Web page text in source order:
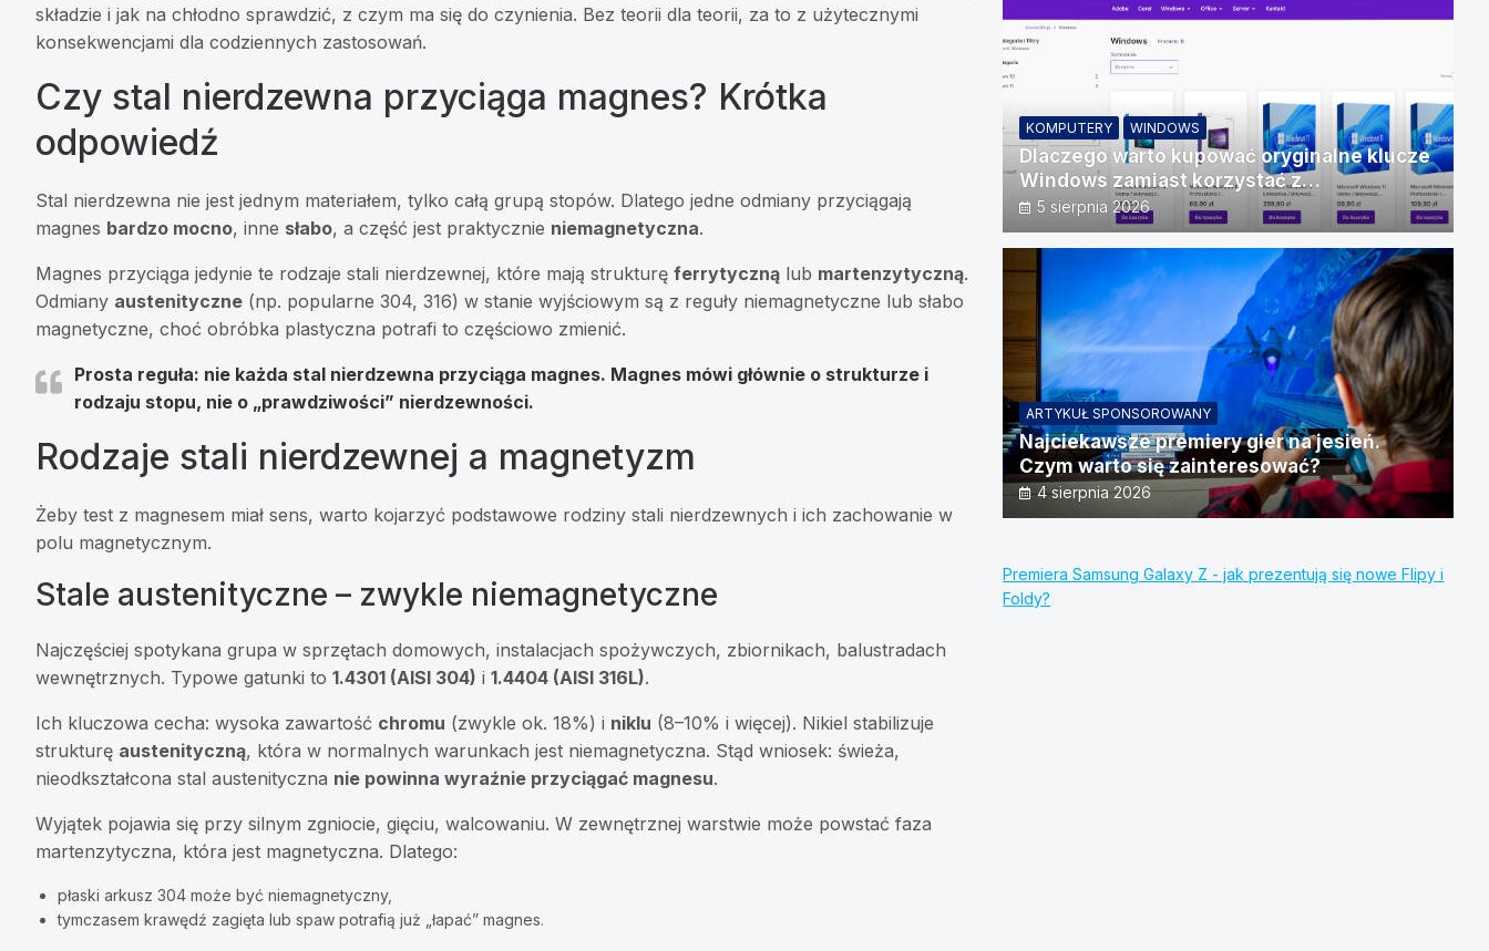
składzie i jak na chłodno sprawdzić, z czym ma się do czynienia. Bez teorii dla teorii, za to z użytecznymi
konsekwencjami dla codziennych zastosowań.
Czy stal nierdzewna przyciąga magnes? Krótka
odpowiedź
Stal nierdzewna nie jest jednym materiałem, tylko całą grupą stopów. Dlatego jedne odmiany przyciągają
magnes bardzo mocno, inne słabo, a część jest praktycznie niemagnetyczna.
Magnes przyciąga jedynie te rodzaje stali nierdzewnej, które mają strukturę ferrytyczną lub martenzytyczną.
Odmiany austenityczne (np. popularne 304, 316) w stanie wyjściowym są z reguły niemagnetyczne lub słabo
magnetyczne, choć obróbka plastyczna potrafi to częściowo zmienić.
Prosta reguła: nie każda stal nierdzewna przyciąga magnes. Magnes mówi głównie o strukturze i
rodzaju stopu, nie o „prawdziwości” nierdzewności.
Rodzaje stali nierdzewnej a magnetyzm
Żeby test z magnesem miał sens, warto kojarzyć podstawowe rodziny stali nierdzewnych i ich zachowanie w
polu magnetycznym.
Stale austenityczne – zwykle niemagnetyczne
Najczęściej spotykana grupa w sprzętach domowych, instalacjach spożywczych, zbiornikach, balustradach
wewnętrznych. Typowe gatunki to 1.4301 (AISI 304) i 1.4404 (AISI 316L).
Ich kluczowa cecha: wysoka zawartość chromu (zwykle ok. 18%) i niklu (8–10% i więcej). Nikiel stabilizuje
strukturę austenityczną, która w normalnych warunkach jest niemagnetyczna. Stąd wniosek: świeża,
nieodkształcona stal austenityczna nie powinna wyraźnie przyciągać magnesu.
Wyjątek pojawia się przy silnym zgniocie, gięciu, walcowaniu. W zewnętrznej warstwie może powstać faza
martenzytyczna, która jest magnetyczna. Dlatego:
płaski arkusz 304 może być niemagnetyczny,
tymczasem krawędź zagięta lub spaw potrafią już „łapać” magnes.
KOMPUTERY WINDOWS
Dlaczego warto kupować oryginalne klucze
Windows zamiast korzystać z
nieautoryzowanych źródeł?
5 sierpnia 2026
ARTYKUŁ SPONSOROWANY
Najciekawsze premiery gier na jesień.
Czym warto się zainteresować?
4 sierpnia 2026
Premiera Samsung Galaxy Z - jak prezentują się nowe Flipy i
Foldy?